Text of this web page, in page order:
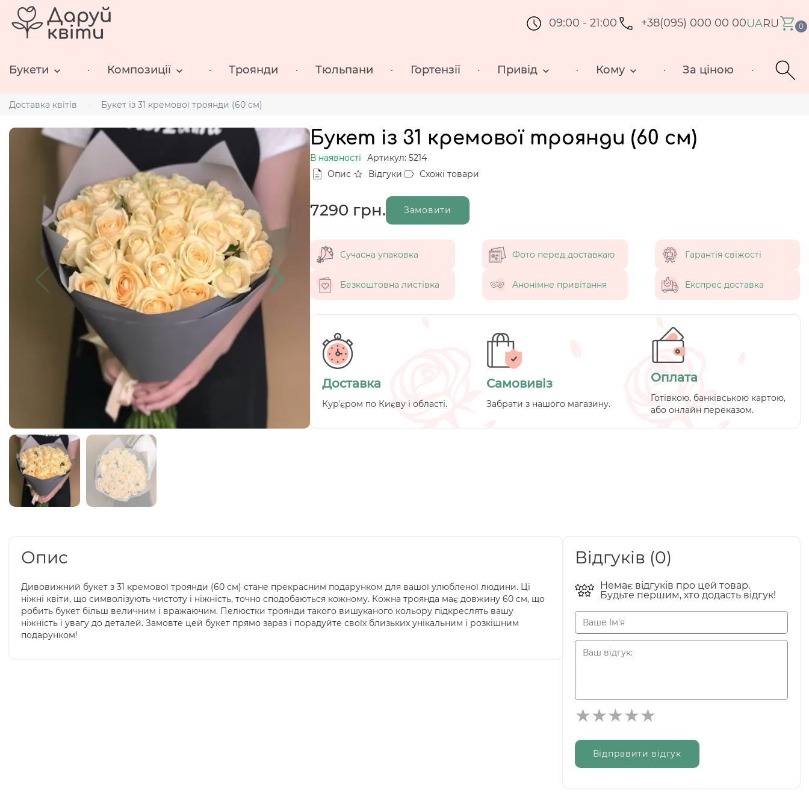
09:00 - 21:00 +38(095) 000 00 00UARU 0
Букети Композиції Троянди Тюльпани Гортензії Привід Кому За ціною
Доставка квітів Букет із 31 кремової троянди (60 см)
Букет із 31 кремової троянди (60 см)
В наявності
Артикул: 5214
Опис
Відгуки Схожі товари
7290 грн. Замовити
Сучасна упаковка Фото перед доставкаю Гарантія свіжості
Безкоштовна листівка Анонімне привітання Експрес доставка
Доставка
Курʼєром по Києву і області.
Самовивіз
Забрати з нашого магазину.
Оплата
Готівкою, банківською картою,
або онлайн переказом.
Опис
Дивовижний букет з 31 кремової троянди (60 см) стане прекрасним подарунком для вашої улюбленої людини. Ці
ніжні квіти, що символізують чистоту і ніжність, точно сподобаються кожному. Кожна троянда має довжину 60 см, що
робить букет більш величним і вражаючим. Пелюстки троянди такого вишуканого кольору підкреслять вашу
ніжність і увагу до деталей. Замовте цей букет прямо зараз і порадуйте своїх близьких унікальним і розкішним
подарунком!
Відгуків (0)
Немає відгуків про цей товар.
Будьте першим, хто додасть відгук!
Відправити відгук